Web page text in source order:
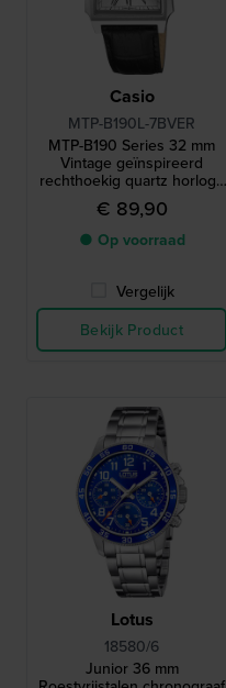
Casio
MTP-B190L-7BVER
MTP-B190 Series 32 mm
Vintage geïnspireerd
rechthoekig quartz horloge
met Romeinse indexen
€ 89,90
● Op voorraad
Vergelijk
Bekijk Product
Lotus
18580/6
Junior 36 mm